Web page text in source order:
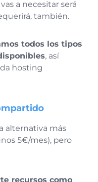
a necesitar será
también.
todos los tipos
, así
hosting
alternativa más
5€/mes), pero
recursos como